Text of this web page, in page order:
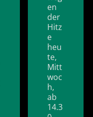
en
der
Hitz
e
heu
te,
Mitt
woc
h,
ab
14.3